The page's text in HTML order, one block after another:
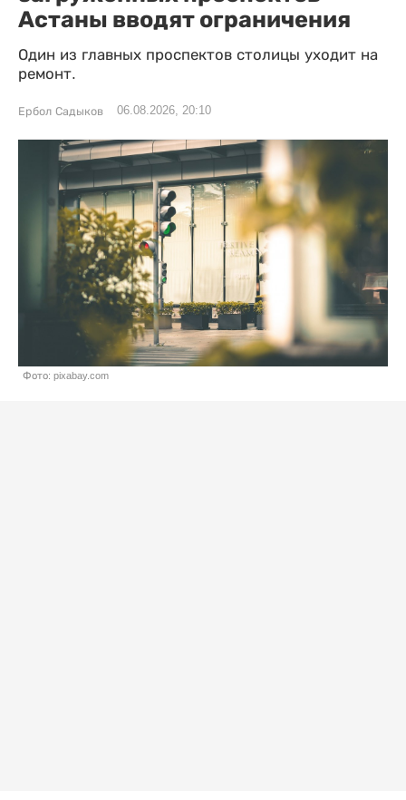
Астаны вводят ограничения
Один из главных проспектов столицы уходит на
ремонт.
Ербол Садыков 06.08.2026, 20:10
Фото: pixabay.com